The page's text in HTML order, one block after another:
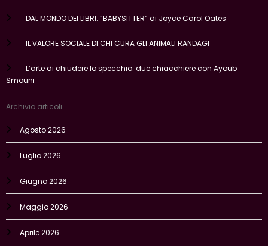
DAL MONDO DEI LIBRI. “BABYSITTER” di Joyce Carol Oates
IL VALORE SOCIALE DI CHI CURA GLI ANIMALI RANDAGI
L’arte di chiudere lo specchio: due chiacchiere con Ayoub
Smouni
Archivio articoli
Agosto 2026
Luglio 2026
Giugno 2026
Maggio 2026
Aprile 2026